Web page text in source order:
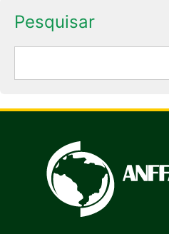
Pesquisar